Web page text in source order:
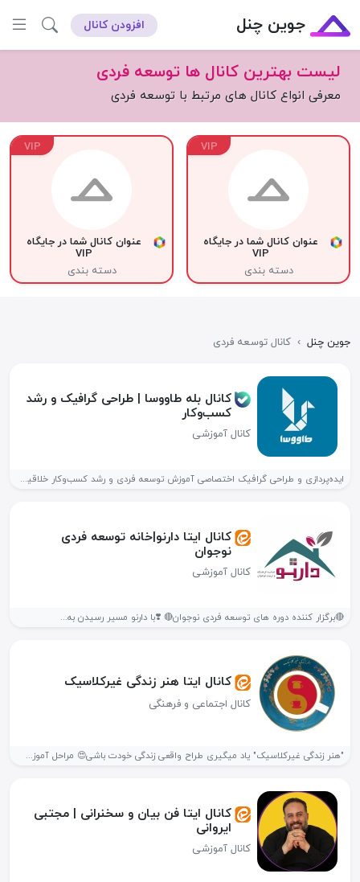
جوین چنل افزودن کانال
لیست بهترین کانال ها توسعه فردی
معرفی انواع کانال های مرتبط با توسعه فردی
VIP
عنوان کانال شما در جایگاه
VIP
دسته بندی
VIP
عنوان کانال شما در جایگاه
VIP
دسته بندی
جوین چنل › کانال توسعه فردی
کانال بله طاووسا | طراحی گرافیک و رشد
کسب‌وکار
کانال آموزشی
ایده‌پردازی و طراحی گرافیک اختصاصی آموزش توسعه فردی و رشد کسب‌و‌کار خلاقیت...
کانال ایتا دارنو|خانه توسعه فردی
نوجوان
کانال آموزشی
🔴برگزار کننده دوره های توسعه فردی نوجوان🔴 ❣️با دارنو مسیر رسیدن به...
کانال ایتا هنر زندگی غیرکلاسیک
کانال اجتماعی و فرهنگی
"هنر زندگی غیرکلاسیک" یاد میگیری طراح واقعی زندگی خودت باشی😍 مراحل آموزش:...
کانال ایتا فن بیان و سخنرانی | مجتبی
ایروانی
کانال آموزشی